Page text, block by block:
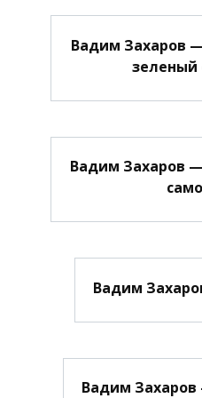
Вадим Захаров
зеленый
Вадим Захаров
Вадим
Вадим